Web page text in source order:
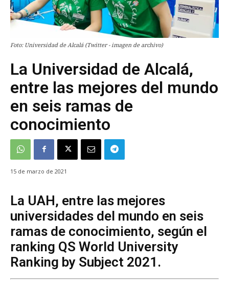
Foto: Universidad de Alcalá (Twitter - imagen de archivo)
La Universidad de Alcalá,
entre las mejores del mundo
en seis ramas de
conocimiento
15 de marzo de 2021
La UAH, entre las mejores
universidades del mundo en seis
ramas de conocimiento, según el
ranking QS World University
Ranking by Subject 2021.